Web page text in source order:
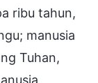
ribu tahun,
manusia
Tuhan,